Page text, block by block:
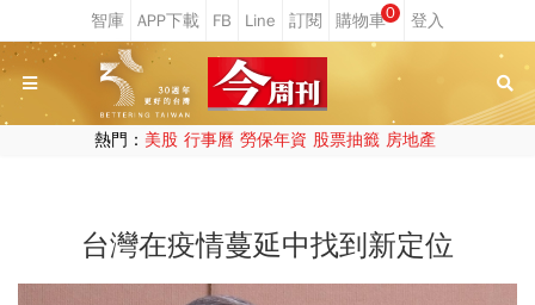
0
熱門： 美股 行事曆 勞保年資 股票抽籤 房地產
台灣在疫情蔓延中找到新定位